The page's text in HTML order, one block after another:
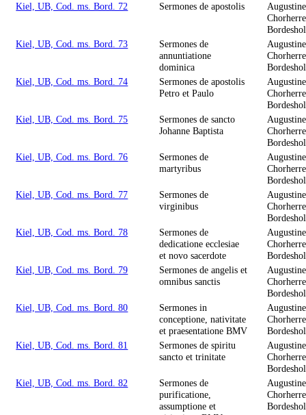
Kiel, UB, Cod. ms. Bord. 72
Sermones de apostolis
Kiel, UB, Cod. ms. Bord. 73
Sermones de
annuntiatione
dominica
Kiel, UB, Cod. ms. Bord. 74
Sermones de apostolis
Petro et Paulo
Kiel, UB, Cod. ms. Bord. 75
Sermones de sancto
Johanne Baptista
Kiel, UB, Cod. ms. Bord. 76
Sermones de
martyribus
Kiel, UB, Cod. ms. Bord. 77
Sermones de
virginibus
Kiel, UB, Cod. ms. Bord. 78
Sermones de
dedicatione ecclesiae
et novo sacerdote
Kiel, UB, Cod. ms. Bord. 79
Sermones de angelis et
omnibus sanctis
Kiel, UB, Cod. ms. Bord. 80
Sermones in
conceptione, nativitate
et praesentatione BMV
Kiel, UB, Cod. ms. Bord. 81
Sermones de spiritu
sancto et trinitate
Kiel, UB, Cod. ms. Bord. 82
Sermones de
purificatione,
assumptione et